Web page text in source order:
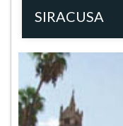
SIRACUSA